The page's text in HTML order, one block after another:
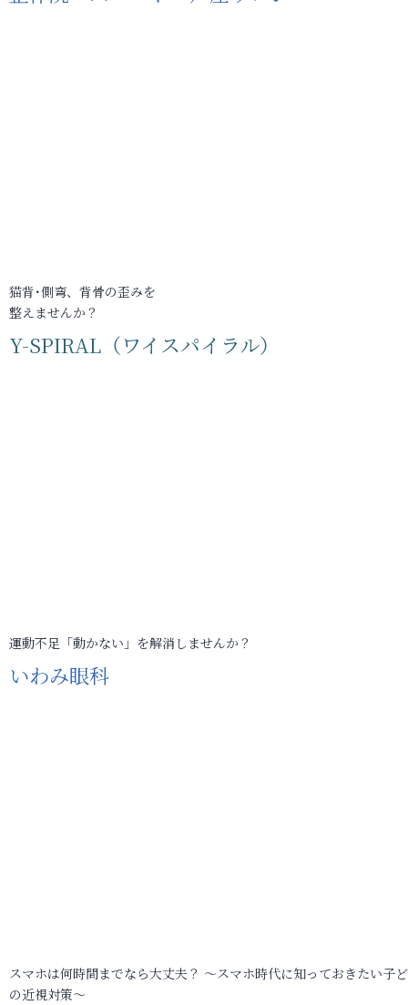
猫背･側弯、背骨の歪みを
整えませんか？
Y-SPIRAL（ワイスパイラル）
運動不足「動かない」を解消しませんか？
いわみ眼科
スマホは何時間までなら大丈夫？ ～スマホ時代に知っておきたい子
の近視対策～